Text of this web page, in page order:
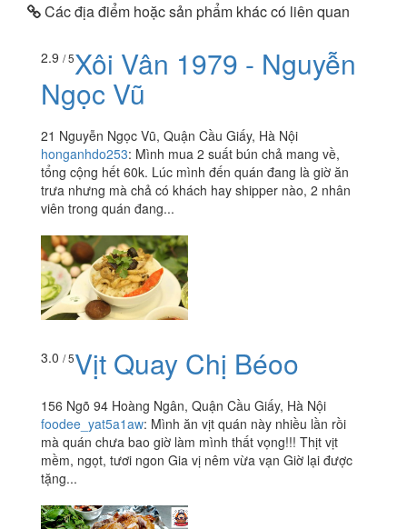
Các địa điểm hoặc sản phẩm khác có liên quan
2.9 / 5Xôi Vân 1979 - Nguyễn
Ngọc Vũ
21 Nguyễn Ngọc Vũ, Quận Cầu Giấy, Hà Nội
honganhdo253: Mình mua 2 suất bún chả mang về,
tổng cộng hết 60k. Lúc mình đến quán đang là giờ ăn
trưa nhưng mà chả có khách hay shipper nào, 2 nhân
viên trong quán đang...
3.0 / 5Vịt Quay Chị Béoo
156 Ngõ 94 Hoàng Ngân, Quận Cầu Giấy, Hà Nội
foodee_yat5a1aw: Mình ăn vịt quán này nhiều lần rồi
mà quán chưa bao giờ làm mình thất vọng!!! Thịt vịt
mềm, ngọt, tươi ngon Gia vị nêm vừa vạn Giờ lại được
tặng...